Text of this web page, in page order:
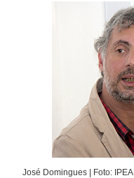
José Domingues | Foto: IPEA